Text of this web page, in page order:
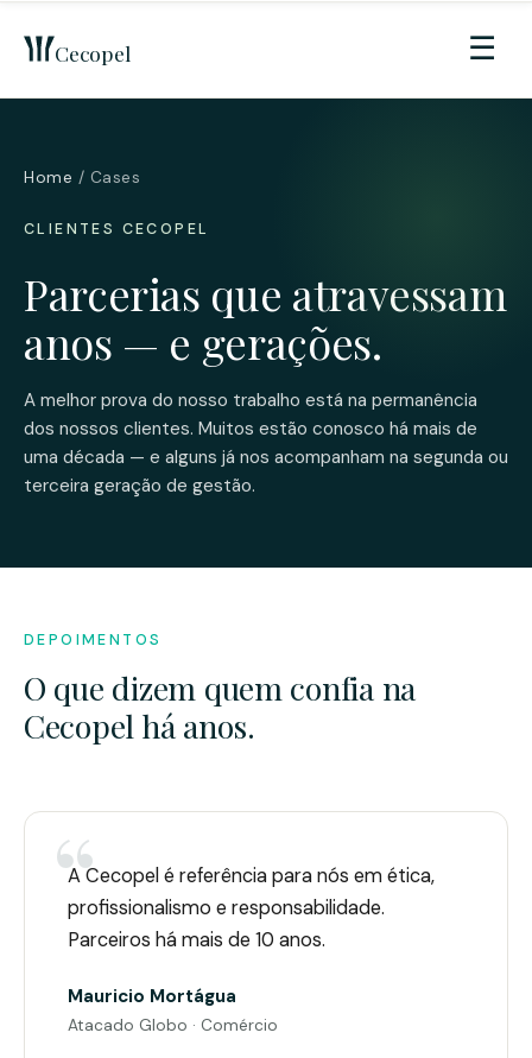
Cecopel ☰
Home / Cases
CLIENTES CECOPEL
Parcerias que atravessam
anos — e gerações.
A melhor prova do nosso trabalho está na permanência
dos nossos clientes. Muitos estão conosco há mais de
uma década — e alguns já nos acompanham na segunda ou
terceira geração de gestão.
DEPOIMENTOS
O que dizem quem confia na
Cecopel há anos.
A Cecopel é referência para nós em ética,
profissionalismo e responsabilidade.
Parceiros há mais de 10 anos.
Mauricio Mortágua
Atacado Globo · Comércio